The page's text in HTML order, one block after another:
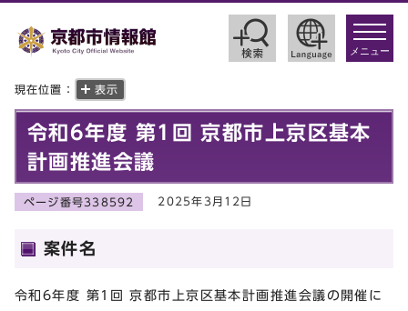
toggle
メニュー
現在位置： 表示
令和6年度 第1回 京都市上京区基本
計画推進会議
ページ番号338592 2025年3月12日
案件名
令和6年度 第1回 京都市上京区基本計画推進会議の開催に